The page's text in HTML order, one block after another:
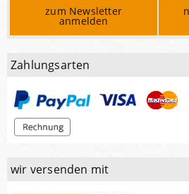
zum Newsletter
anmelden
Zahlungsarten
wir versenden mit